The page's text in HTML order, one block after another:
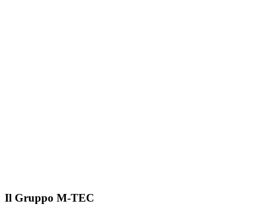
Il Gruppo M-TEC